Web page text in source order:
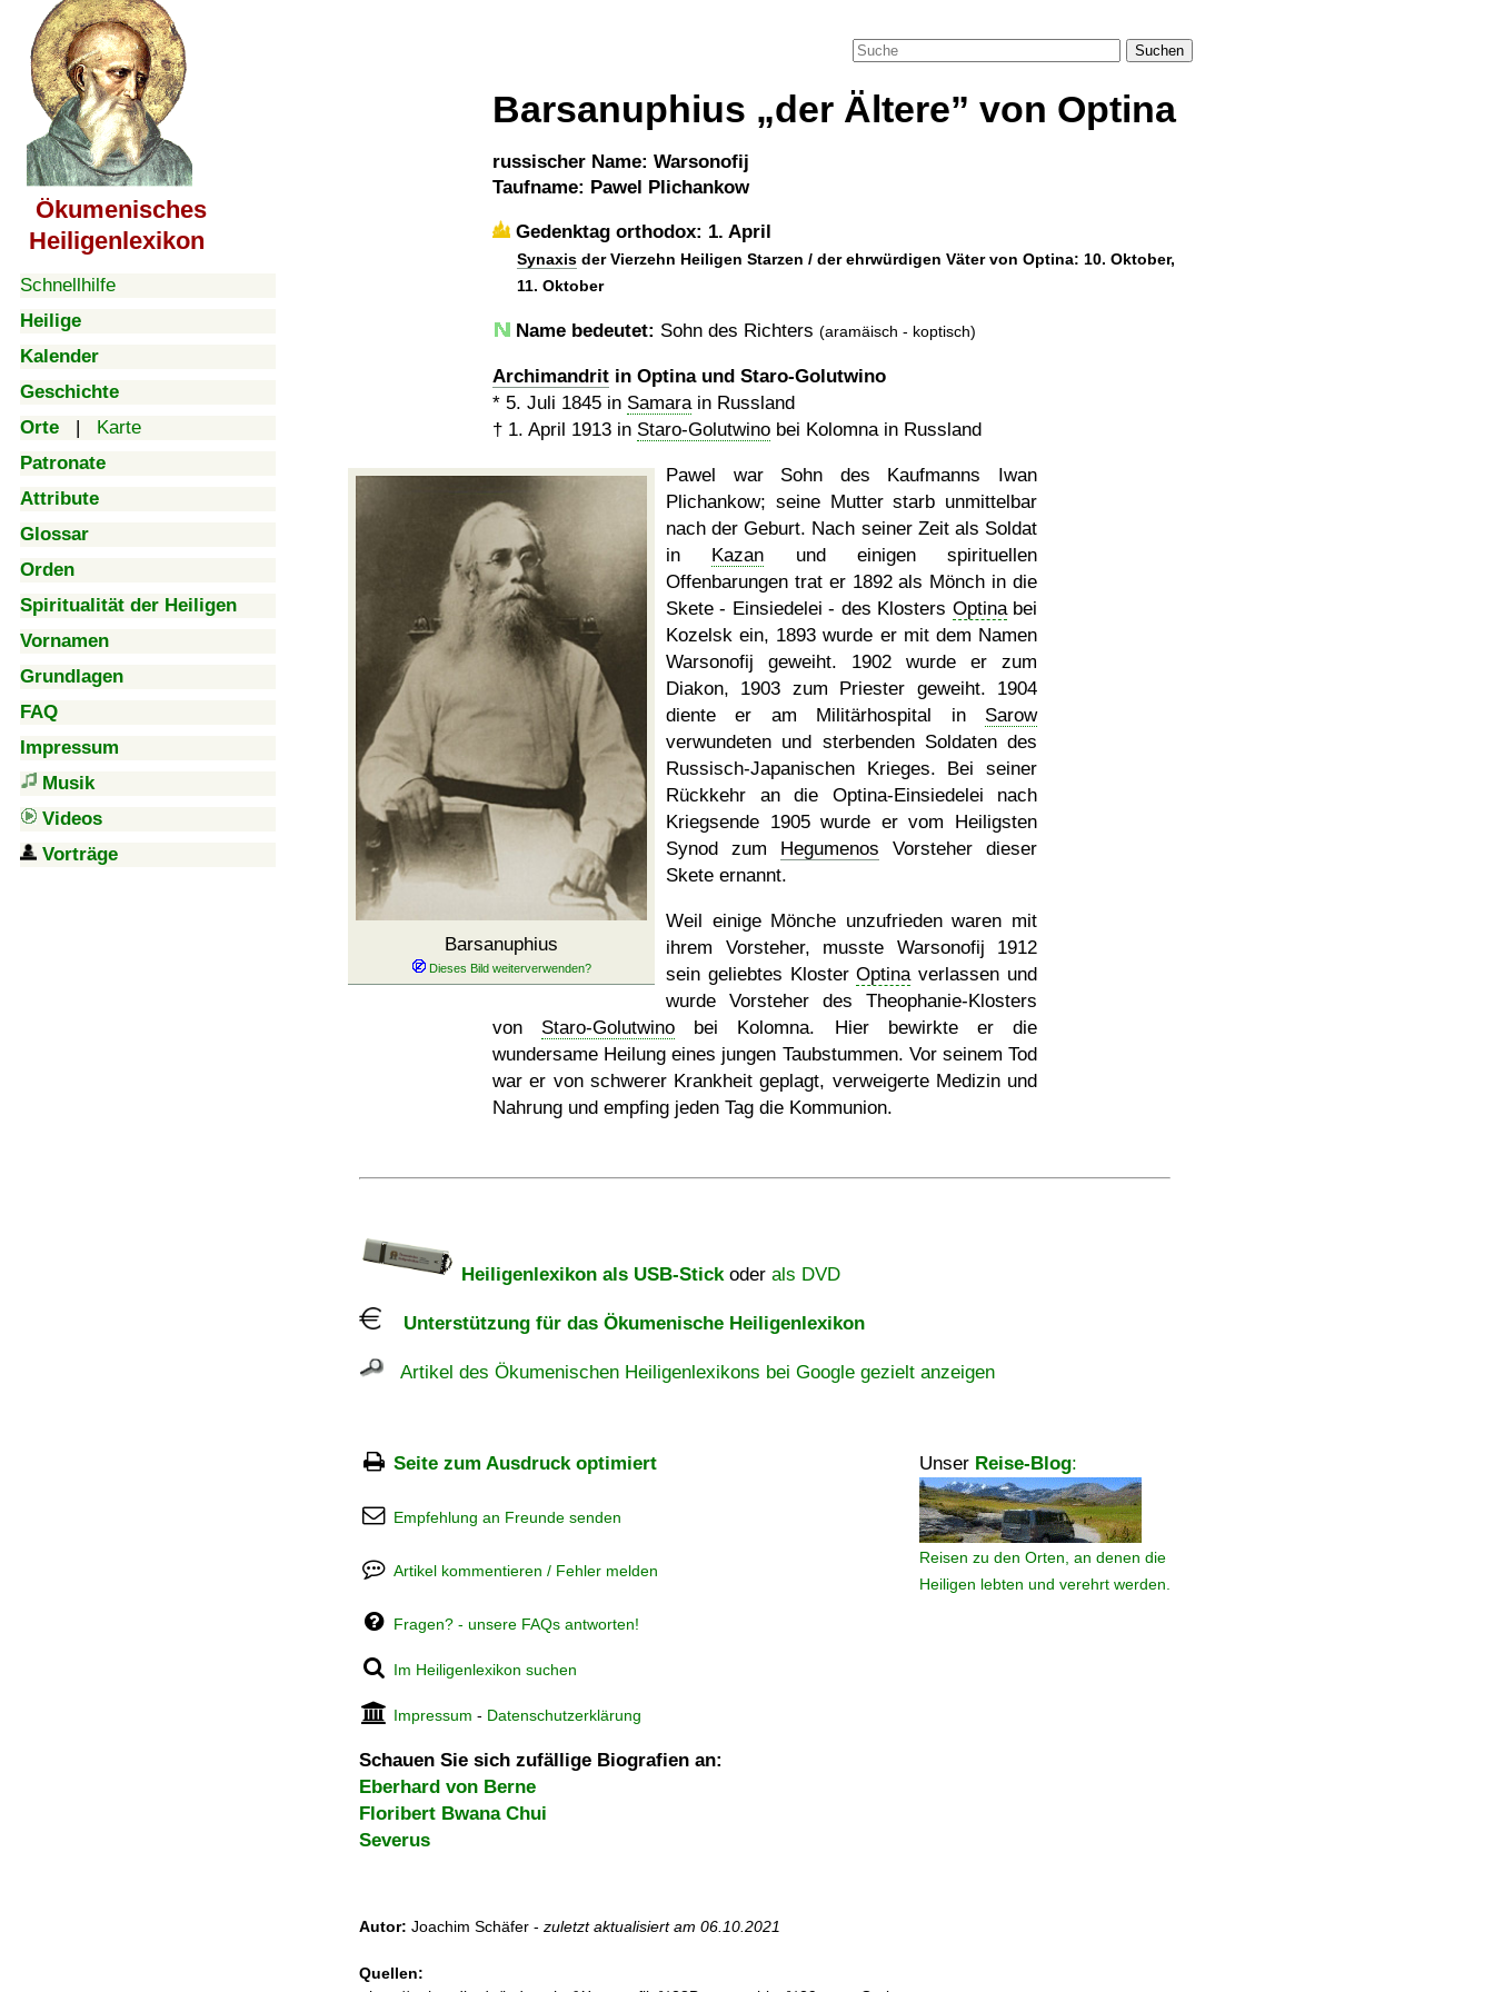
Ökumenisches
Heiligenlexikon
Schnellhilfe
Heilige
Kalender
Geschichte
Orte | Karte
Patronate
Attribute
Glossar
Orden
Spiritualität der Heiligen
Vornamen
Grundlagen
FAQ
Impressum
Musik
Videos
Vorträge
Suchen
Barsanuphius der Ältere von Optina
russischer Name: Warsonofij
Taufname: Pawel Plichankow
Gedenktag orthodox: 1. April
Synaxis der Vierzehn Heiligen Starzen / der ehrwürdigen Väter von Optina: 10. Oktober,
11. Oktober
Name bedeutet: Sohn des Richters (aramäisch - koptisch)
Archimandrit in Optina und Staro-Golutwino
* 5. Juli 1845 in Samarain Russland
† 1. April 1913 in Staro-Golutwino bei Kolomna in Russland
Barsanuphius
Pawel war Sohn des Kaufmanns Iwan
Plichankow; seine Mutter starb unmittelbar
nach der Geburt. Nach seiner Zeit als Soldat
in Kazan und einigen spirituellen
Offenbarungen trat er 1892 als Mönch in die
Skete - Einsiedelei - des Klosters Optinabei
Kozelsk ein, 1893 wurde er mit dem Namen
Warsonofij geweiht. 1902 wurde er zum
Diakon, 1903 zum Priester geweiht. 1904
diente er am Militärhospital in Sarow
verwundeten und sterbenden Soldaten des
Russisch-Japanischen Krieges. Bei seiner
Rückkehr an die Optina-Einsiedelei nach
Kriegsende 1905 wurde er vom Heiligsten
Synod zum Hegumenos Vorsteher dieser
Skete ernannt.
Weil einige Mönche unzufrieden waren mit
ihrem Vorsteher, musste Warsonofij 1912
sein geliebtes KlosterOptinaverlassen und
wurde Vorsteher des Theophanie-Klosters
von Staro-Golutwino bei Kolomna. Hier bewirkte er die
wundersame Heilung eines jungen Taubstummen. Vor seinem Tod
war er von schwerer Krankheit geplagt, verweigerte Medizin und
Nahrung und empfing jeden Tag die Kommunion.
Heiligenlexikon als USB-Stickoder als DVD
Unterstützung für das Ökumenische Heiligenlexikon
Artikel des Ökumenischen Heiligenlexikons bei Google gezielt anzeigen
Seite zum Ausdruck optimiert Unser Reise-Blog:
Reisen zu den Orten, an denen die
Heiligen lebten und verehrt werden.
Empfehlung an Freunde senden
Artikel kommentieren / Fehler melden
Fragen? - unsere FAQs antworten!
Im Heiligenlexikon suchen
Impressum - Datenschutzerklärung
Schauen Sie sich zufällige Biografien an:
Eberhard von Berne
Floribert Bwana Chui
Severus
Autor: Joachim Schäfer - zuletzt aktualisiert am 06.10.2021
Quellen: